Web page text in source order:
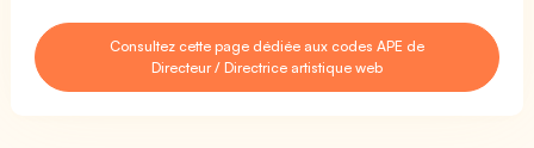
Consultez cette page dédiée aux codes APE de
Directeur / Directrice artistique web